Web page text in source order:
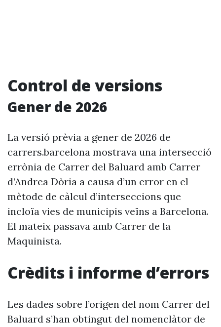
Control de versions
Gener de 2026
La versió prèvia a gener de 2026 de
carrers.barcelona mostrava una intersecció
errònia de Carrer del Baluard amb Carrer
d’Andrea Dòria a causa d’un error en el
mètode de càlcul d’interseccions que
incloïa vies de municipis veïns a Barcelona.
El mateix passava amb Carrer de la
Maquinista.
Crèdits i informe d’errors
Les dades sobre l’origen del nom Carrer del
Baluard s’han obtingut del nomenclàtor de